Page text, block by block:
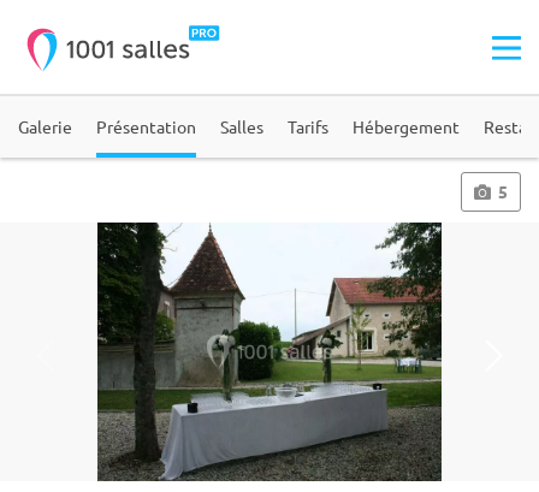
Galerie Présentation Salles Tarifs Hébergement
5